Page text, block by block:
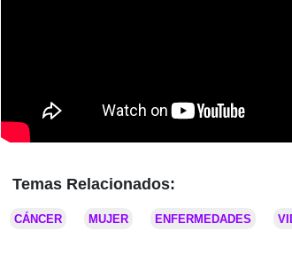
Temas Relacionados:
CÁNCER MUJER ENFERMEDADES